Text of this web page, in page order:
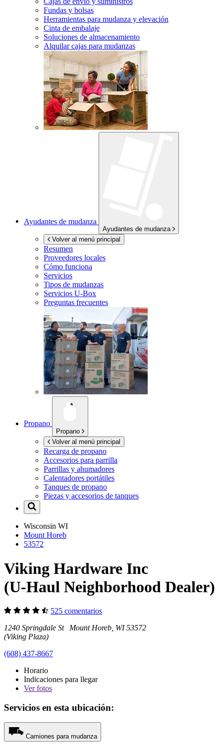
Fundas y bolsas
Herramientas para mudanza y elevación
Cinta de embalaje
Soluciones de almacenamiento
Alquilar cajas para mudanzas
Ayudantes de mudanza
Ayudantes de mudanza
Volver al menú principal
Resumen
Proveedores locales
Cómo funciona
Servicios
Tipos de mudanzas
Servicios U-Box
Preguntas frecuentes
Propano
Propano
Volver al menú principal
Recarga de propano
Accesorios para parrilla
Parrillas y ahumadores
Calentadores portátiles
Tanques de propano
Piezas y accesorios de tanques
Wisconsin WI
Mount Horeb
53572
Viking Hardware Inc
(U-Haul Neighborhood Dealer)
525 comentarios
1240 Springdale St Mount Horeb, WI 53572
(Viking Plaza)
(608) 437-8667
Horario
Indicaciones para llegar
Verfotos
Servicios en esta ubicación:
Camiones para mudanza